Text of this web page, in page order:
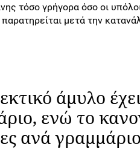
τόσο γρήγορα όσο οι
μετά την
άμυλο
ενώ το
ανά